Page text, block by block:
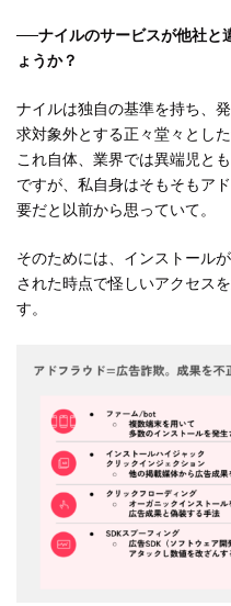
──ナイルのサービスが他社と
ょうか？
ナイルは独自の基準を持ち、
求対象外とする正々堂々とし
これ自体、業界では異端児と
ですが、私自身はそもそもア
要だと以前から思っていて。
そのためには、インストール
された時点で怪しいアクセス
す。